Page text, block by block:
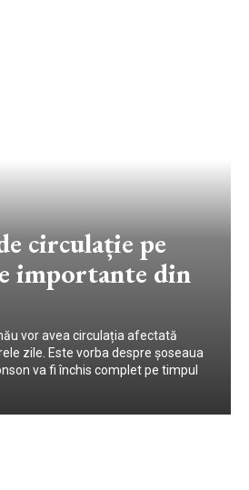
circulație pe
importante din
vor avea circulația afectată
zile. Este vorba despre șoseaua
va fi închis complet pe timpul